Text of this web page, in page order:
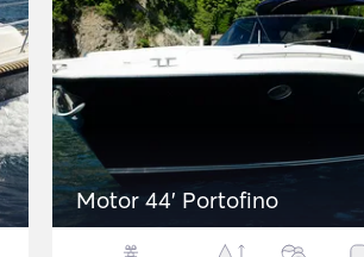
Motor 44' Portofino